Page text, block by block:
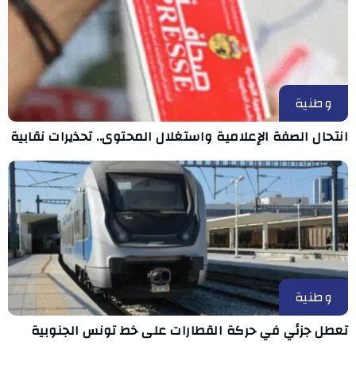
وطنية
انتحال الصفة الإعلامية واستغلال المحتوى.. تحذيرات نقابية
وطنية
تعطل جزئي في حركة القطارات على خط تونس الجنوبية